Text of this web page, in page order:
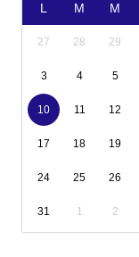
L M M
27 28 29
3 4 5
10 11 12
17 18 19
24 25 26
31 1 2